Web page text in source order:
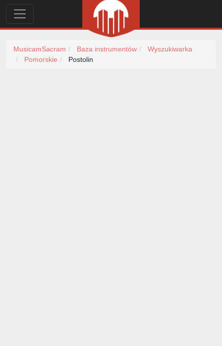
MusicamSacram Baza instrumentów
Wyszukiwarka
Pomorskie
Postolin